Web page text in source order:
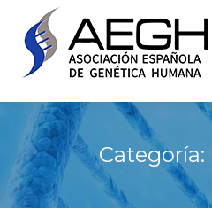
Categoría: